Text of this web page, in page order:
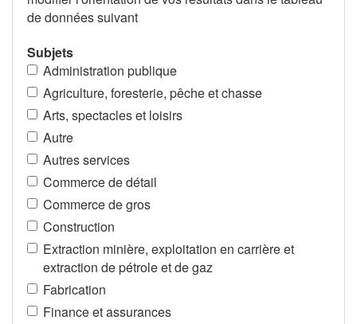
de données suivant
Subjets
Administration publique
Agriculture, foresterie, pêche et chasse
Arts, spectacles et loisirs
Autre
Autres services
Commerce de détail
Commerce de gros
Construction
Extraction minière, exploitation en carrière et
extraction de pétrole et de gaz
Fabrication
Finance et assurances